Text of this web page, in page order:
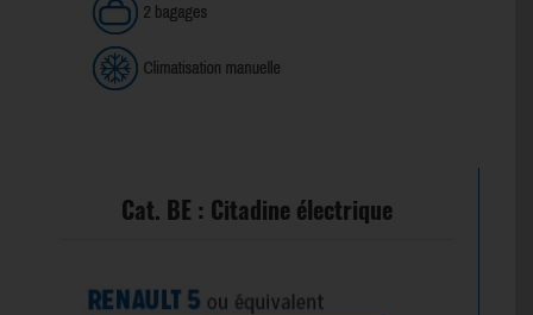
Cat. BE : Citadine électrique